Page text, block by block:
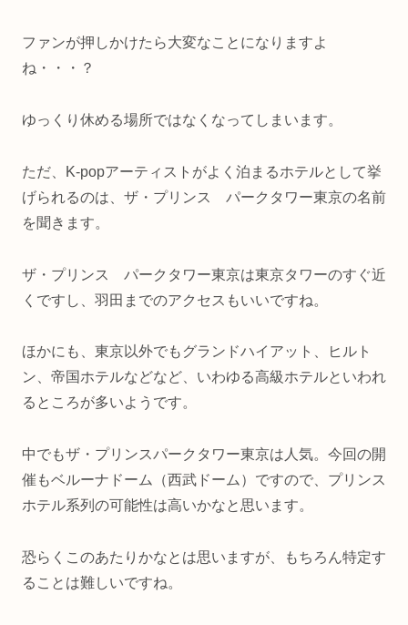
ファンが押しかけたら大変なことになりますよ
ね・・・？
ゆっくり休める場所ではなくなってしまいます。
ただ、K-popアーティストがよく泊まるホテルとして挙
げられるのは、ザ・プリンス パークタワー東京の名前
を聞きます。
ザ・プリンス パークタワー東京は東京タワーのすぐ近
くですし、羽田までのアクセスもいいですね。
ほかにも、東京以外でもグランドハイアット、ヒルト
ン、帝国ホテルなどなど、いわゆる高級ホテルといわれ
るところが多いようです。
中でもザ・プリンスパークタワー東京は人気。今回の開
催もベルーナドーム（西武ドーム）ですので、プリンス
ホテル系列の可能性は高いかなと思います。
恐らくこのあたりかなとは思いますが、もちろん特定す
ることは難しいですね。